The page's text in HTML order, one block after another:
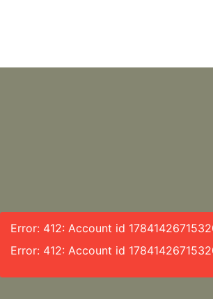
Error: 412: Account id
Error: 412: Account id